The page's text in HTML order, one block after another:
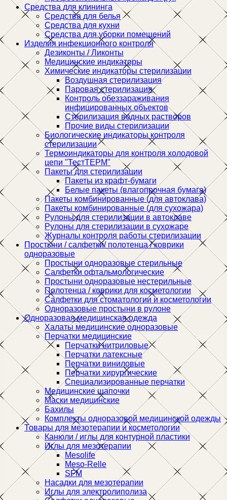
Средства для клининга
Средства для белья
Средства для кухни
Средства для уборки помещений
Изделия инфекционного контроля
Дезиконты / Ликонты
Медицинские индикаторы
Химические индикаторы стерилизации
Воздушная стерилизация
Паровая стерилизация
Контроль обеззараживания
инфицированных объектов
Стерилизация водных растворов
Прочие виды стерилизации
Биологические индикаторы контроля
стерилизации
Термоиндикаторы для контроля холодовой
цепи "ТестТЕРМ"
Пакеты для стерилизации
Пакеты из крафт-бумаги
Белые пакеты (влагопрочная бумага)
Пакеты комбинированные (для автоклава)
Пакеты комбинированные (для сухожара)
Рулоны для стерилизации в автоклаве
Рулоны для стерилизации в сухожаре
Журналы контроля работы стерилизации
Простыни / салфетки/ полотенца / коврики
одноразовые
Простыни одноразовые стерильные
Салфетки офтальмологические
Простыни одноразовые нестерильные
Полотенца / коврики для косметологии
Салфетки для стоматологии и косметологии
Одноразовые простыни в рулоне
Одноразовая медицинская одежда
Халаты медицинские одноразовые
Перчатки медицинские
Перчатки нитриловые
Перчатки латексные
Перчатки виниловые
Перчатки хирургические
Специализированные перчатки
Медицинские шапочки
Маски медицинские
Бахилы
Комплекты одноразовой медицинской одежды
Товары для мезотерапии и косметологии
Канюли / иглы для контурной пластики
Иглы для мезотерапии
Mesolife
Meso-Relle
SFM
Насадки для мезотерапии
Иглы для электролиполиза